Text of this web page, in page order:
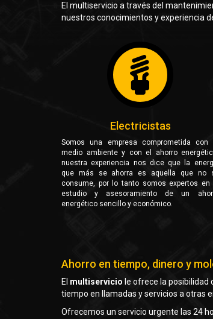
El multiservicio a través del
nuestros conocimientos y experiencia
Electricistas
Somos una empresa comprometida con
medio ambiente y con el ahorro
nuestra experiencia nos dice que la
que más se ahorra es aquella que no
consume, por lo tanto somos expertos en
estudio y asesoramiento de un
energético sencillo y económico.
Ahorro en tiempo, dinero y
El multiservicio le ofrece la
tiempo en llamadas y servicios a otras
Ofrecemos un servicio urgente las 24